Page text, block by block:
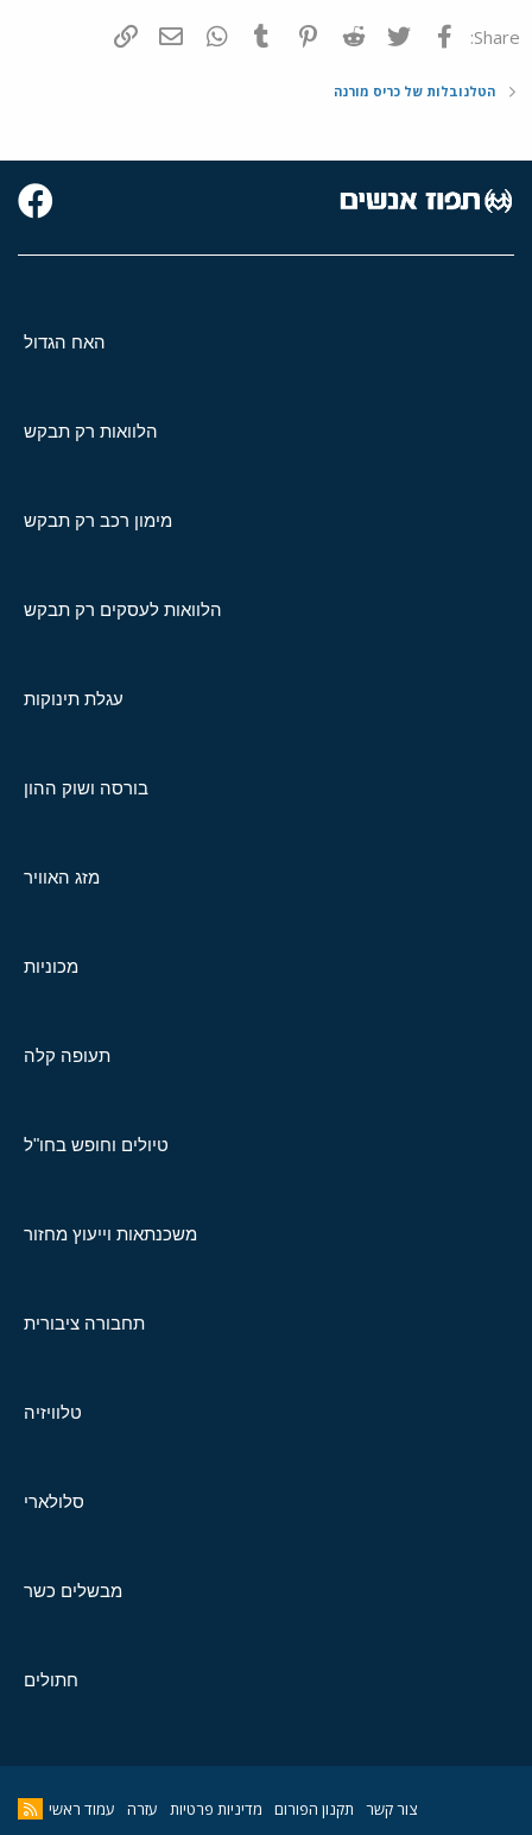
Share: פייסבוק Twitter
Reddit
Pinterest
Tumblr
WhatsAppדואר אלקטרוני
הטלנובלות של כריס מורנה
האח הגדול
הלוואות רק תבקש
מימון רכב רק תבקש
הלוואות לעסקים רק תבקש
עגלת תינוקות
בורסה ושוק ההון
מזג האוויר
מכוניות
תעופה קלה
טיולים וחופש בחו"ל
משכנתאות וייעוץ מחזור
תחבורה ציבורית
טלוויזיה
סלולארי
מבשלים כשר
חתולים
צור קשר תקנון הפורום מדיניות פרטיות עזרה עמוד ראשי